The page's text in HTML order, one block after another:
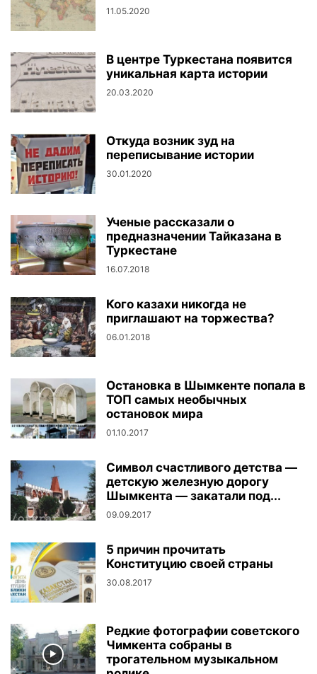
11.05.2020
В центре Туркестана появится
уникальная карта истории
20.03.2020
Откуда возник зуд на
переписывание истории
30.01.2020
Ученые рассказали о
предназначении Тайказана в
Туркестане
16.07.2018
Кого казахи никогда не
приглашают на торжества?
06.01.2018
Остановка в Шымкенте попала в
ТОП самых необычных
остановок мира
01.10.2017
Символ счастливого детства —
детскую железную дорогу
Шымкента — закатали под...
09.09.2017
5 причин прочитать
Конституцию своей страны
30.08.2017
Редкие фотографии советского
Чимкента собраны в
трогательном музыкальном